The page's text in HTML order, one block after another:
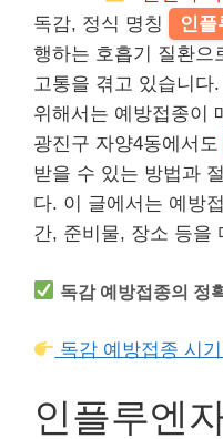
독감, 정식 명칭
인플
행하는 호흡기 질환으
고통을 겪고 있습니다
위해서는 예방접종이
광진구 자양4동에서도
받을 수 있는 방법과
다. 이 글에서는 예방
간, 준비물, 장소 등을
독감 예방접종의 정
독감 예방접종 시
인플루엔